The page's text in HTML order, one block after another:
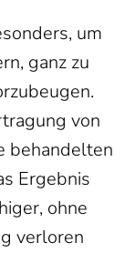
um
ganz zu
von
behandelten
Ergebnis
ohne
verloren